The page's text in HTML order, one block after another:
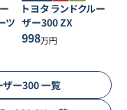
ツ
トヨタランドクルー
ザー300ZX
998万円
ザー300一覧